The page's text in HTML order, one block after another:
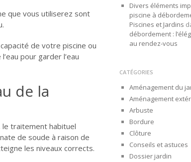
que vous utiliserez sont
de votre piscine ou
pour garder l’eau
de la
le traitement habituel
de soude à raison de
les niveaux corrects.
Divers éléments
piscine à
Piscines et Jardins
débordement :
au rendez-vous
CATÉGORIES
Aménagement du
Aménagement
Arbuste
Bordure
Clôture
Conseils et astuces
Dossier jardin